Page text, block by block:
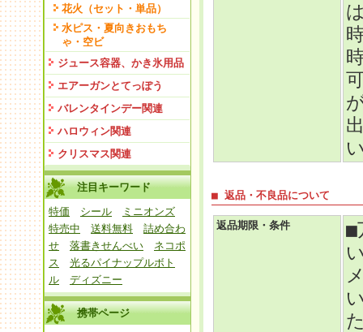
花火（セット・単品）
水ピス・夏向きおもち
ゃ・空ビ
ジュース容器、かき氷用品
エアーガンとてっぽう
バレンタインデー関連
ハロウィン関連
クリスマス関連
注目キーワード
特価
シール
ミニオンズ
特売中
送料無料
詰め合わ
せ
落書きせんべい
ネコポ
ス
光るパイナップルボト
ル
ディズニー
携帯ページ
■ 返品・不良品について
返品期限・条件
■